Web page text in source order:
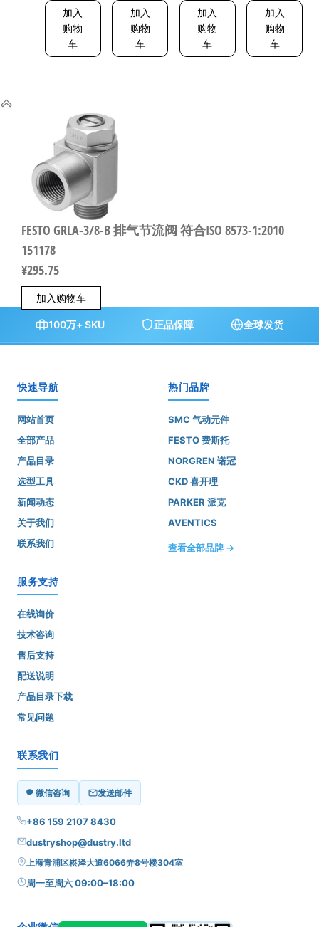
加入
购物
车
加入
购物
车
P 5216093
加入
购物
车
加入
购物
车
FESTO GRLA-3/8-B 排气节流阀 符合ISO 8573-1:2010
151178
¥295.75
加入购物车
100万+ SKU 正品保障 全球发货
快速导航
网站首页
全部产品
产品目录
选型工具
新闻动态
关于我们
联系我们
热门品牌
SMC 气动元件
FESTO 费斯托
NORGREN 诺冠
CKD 喜开理
PARKER 派克
AVENTICS
查看全部品牌 →
服务支持
在线询价
技术咨询
售后支持
配送说明
产品目录下载
常见问题
联系我们
微信咨询 发送邮件
+86 159 2107 8430
dustryshop@dustry.ltd
上海青浦区崧泽大道6066弄8号楼304室
周一至周六 09:00–18:00